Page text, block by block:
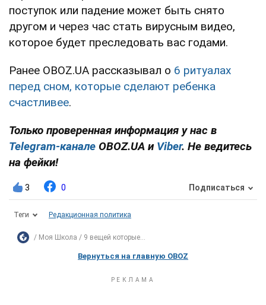
поступок или падение может быть снято
другом и через час стать вирусным видео,
которое будет преследовать вас годами.
Ранее OBOZ.UA рассказывал о 6 ритуалах
перед сном, которые сделают ребенка
счастливее.
Только проверенная информация у нас в
Telegram-канале OBOZ.UA и Viber. Не ведитесь
на фейки!
3 0 Подписаться
Теги Редакционная политика
Моя Школа 9 вещей которые...
Вернуться на главную OBOZ